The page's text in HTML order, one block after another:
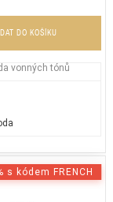
- Manifesto L'elixir
tónů
DO KOŠÍKU
vonných tónů
s kódem FRENCH